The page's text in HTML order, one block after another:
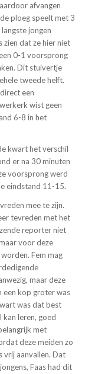
afvangen
ploeg speelt met 3
jongen
zien dat ze hier niet
0-1 voorsprong
Dit stuivertje
tweede helft.
een
wist geen
6-8 in het
kwart het verschil
er na 30 minuten
voorsprong werd
eindstand 11-15.
mee te zijn.
tevreden met het
reporter niet
voor deze
Fem mag
maar deze
een kop groter was
was dat best
kan leren, goed
met
deze meiden zo
vrij aanvallen. Dat
Faas had dit